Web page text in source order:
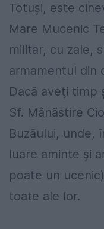
Totuşi, este
Mare Mucenic
militar, cu zale,
armamentul din
Dacă aveţi timp
Sf. Mânăstire
Buzăului, unde,
luare aminte şi
poate un
toate ale lor.